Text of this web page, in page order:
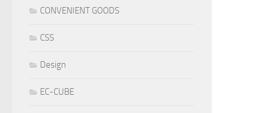
CONVENIENT GOODS
CSS
Design
EC-CUBE